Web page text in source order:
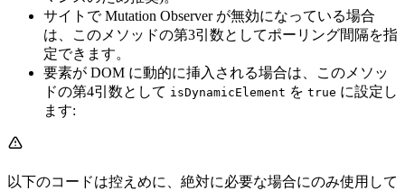
サイトで Mutation Observer が無効になっている場合
は、このメソッドの第3引数としてポーリング間隔を指
定できます。
要素が DOM に動的に挿入される場合は、このメソッ
ドの第4引数として isDynamicElement を true に設定し
ます:
以下のコードは控えめに、絶対に必要な場合にのみ使用して